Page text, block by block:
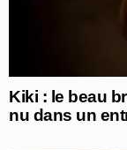
Kiki : le beau
nu dans un